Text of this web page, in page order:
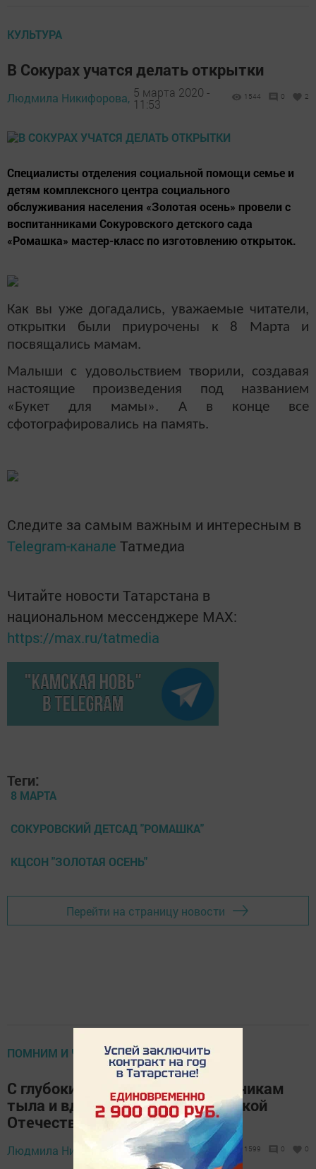
КУЛЬТУРА
В Сокурах учатся делать открытки
Людмила Никифорова, 5 марта 2020 -
11:53
1544 0 2
Специалисты отделения социальной помощи семье и
детям комплексного центра социального
обслуживания населения «Золотая осень» провели с
воспитанниками Сокуровского детского сада
«Ромашка» мастер-класс по изготовлению открыток.
Как вы уже догадались, уважаемые читатели,
открытки были приурочены к 8 Марта и
посвящались мамам.
Малыши с удовольствием творили, создавая
настоящие произведения под названием
«Букет для мамы». А в конце все
сфотографировались на память.
Следите за самым важным и интересным в
Telegram-канале Татмедиа
Читайте новости Татарстана в
национальном мессенджере MАХ:
https://max.ru/tatmedia
Теги:
8 МАРТА
СОКУРОВСКИЙ ДЕТСАД "РОМАШКА"
КЦСОН "ЗОЛОТАЯ ОСЕНЬ"
Перейти на страницу новости
ПОМНИМ И ЧТИМ
С глубоким уважением к труженикам
тыла и вдовам участников Великой
Отечественной войны
Людмила Никифорова, 5 марта 2020 -
11:28
1599 0 0